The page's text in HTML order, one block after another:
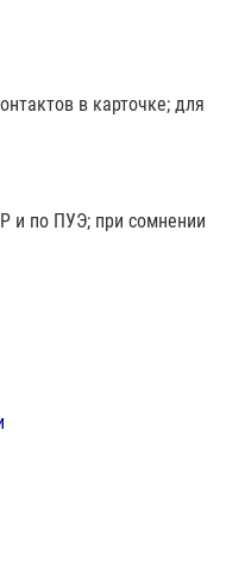
в карточке; для
и по ПУЭ; при сомнении